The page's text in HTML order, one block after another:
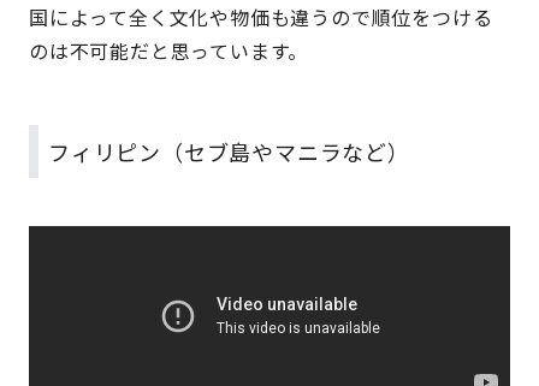
国によって全く文化や物価も違うので順位をつける
のは不可能だと思っています。
フィリピン（セブ島やマニラなど）